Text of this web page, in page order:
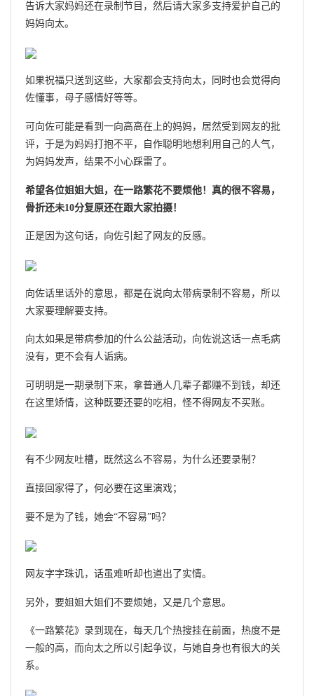
告诉大家妈妈还在录制节目，然后请大家多支持爱护自己的
妈妈向太。
如果祝福只送到这些，大家都会支持向太，同时也会觉得向
佐懂事，母子感情好等等。
可向佐可能是看到一向高高在上的妈妈，居然受到网友的批
评，于是为妈妈打抱不平，自作聪明地想利用自己的人气，
为妈妈发声，结果不小心踩雷了。
希望各位姐姐大姐，在一路繁花不要烦他！真的很不容易，
骨折还未10分复原还在跟大家拍摄！
正是因为这句话，向佐引起了网友的反感。
向佐话里话外的意思，都是在说向太带病录制不容易，所以
大家要理解要支持。
向太如果是带病参加的什么公益活动，向佐说这话一点毛病
没有，更不会有人诟病。
可明明是一期录制下来，拿普通人几辈子都赚不到钱，却还
在这里矫情，这种既要还要的吃相，怪不得网友不买账。
有不少网友吐槽，既然这么不容易，为什么还要录制？
直接回家得了，何必要在这里演戏；
要不是为了钱，她会“不容易”吗？
网友字字珠讥，话虽难听却也道出了实情。
另外，要姐姐大姐们不要烦她，又是几个意思。
《一路繁花》录到现在，每天几个热搜挂在前面，热度不是
一般的高，而向太之所以引起争议，与她自身也有很大的关
系。